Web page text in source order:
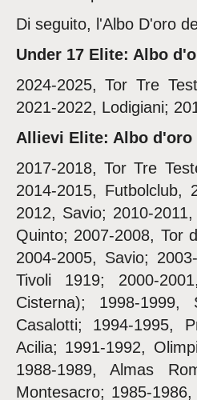
Di seguito, l'Albo D'oro
Under 17 Elite: Albo
2024-2025, Tor Tre
2021-2022, Lodigiani;
Allievi Elite: Albo d'oro
2017-2018, Tor Tre
2014-2015, Futbolclub,
2012, Savio; 2010-
Quinto; 2007-2008, Tor
2004-2005, Savio;
Tivoli 1919; 2000-
Cisterna); 1998-
Casalotti; 1994-1995,
Acilia; 1991-1992,
1988-1989, Almas
Montesacro; 1985-